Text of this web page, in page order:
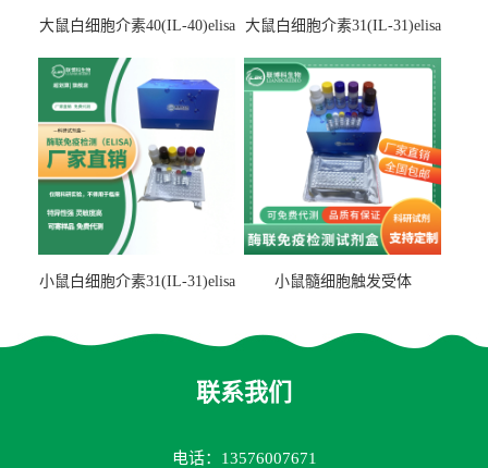
大鼠白细胞介素40(IL-40)elisa
大鼠白细胞介素31(IL-31)elisa
小鼠白细胞介素31(IL-31)elisa
小鼠髓细胞触发受体
联系我们
电话：13576007671